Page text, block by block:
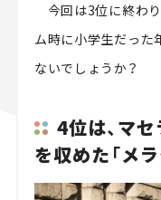
今回は3位に終わ
ム時に小学生だった
ないでしょうか？
4位は、マ
を収めた「メ